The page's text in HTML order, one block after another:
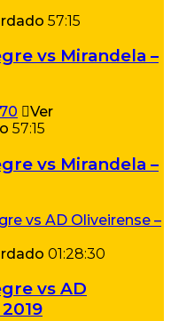
57:15
vs Mirandela –
Ver
57:15
vs Mirandela –
01:28:30
vs AD